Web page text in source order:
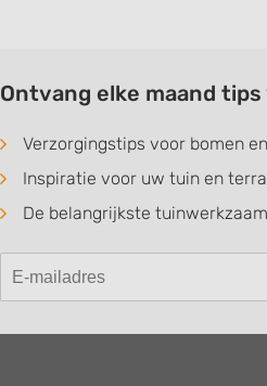
Ontvang elke maand
Verzorgingstips voor bomen
Inspiratie voor uw tuin en
De belangrijkste